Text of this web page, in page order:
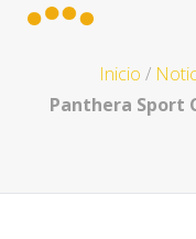
Inicio /
Panthera Sport